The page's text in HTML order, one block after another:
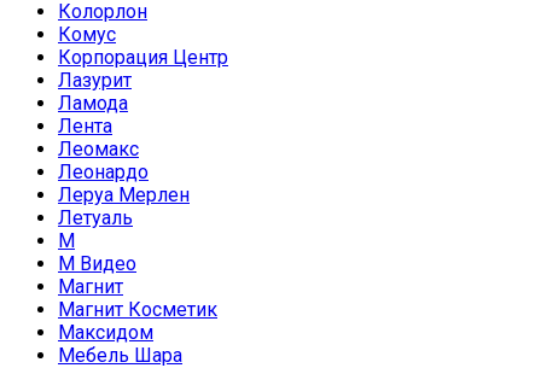
Колорлон
Комус
Корпорация Центр
Лазурит
Ламода
Лента
Леомакс
Леонардо
Леруа Мерлен
Летуаль
М
М Видео
Магнит
Магнит Косметик
Максидом
Мебель Шара